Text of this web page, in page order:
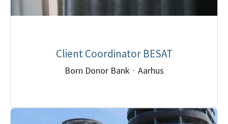
Client Coordinator BESAT
Born Donor Bank · Aarhus